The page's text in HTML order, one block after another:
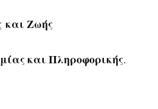
και Ζωής
και Πληροφορικής.